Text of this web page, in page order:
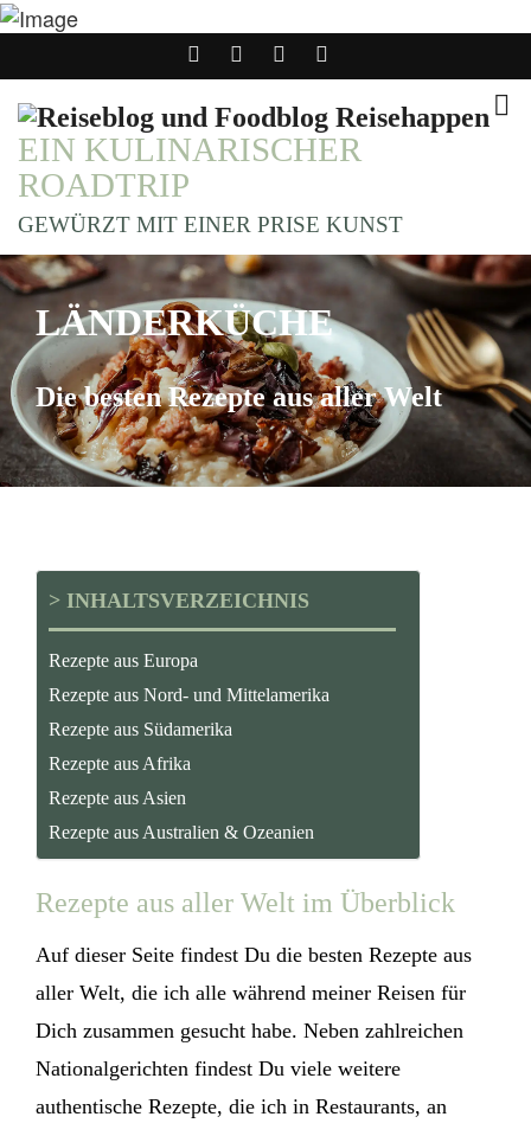
EIN KULINARISCHER
ROADTRIP
GEWÜRZT MIT EINER PRISE KUNST
LÄNDERKÜCHE
Die besten Rezepte aus aller Welt
> INHALTSVERZEICHNIS
Rezepte aus Europa
Rezepte aus Nord- und Mittelamerika
Rezepte aus Südamerika
Rezepte aus Afrika
Rezepte aus Asien
Rezepte aus Australien & Ozeanien
Rezepte aus aller Welt im Überblick
Auf dieser Seite findest Du die besten Rezepte aus
aller Welt, die ich alle während meiner Reisen für
Dich zusammen gesucht habe. Neben zahlreichen
Nationalgerichten findest Du viele weitere
authentische Rezepte, die ich in Restaurants, an